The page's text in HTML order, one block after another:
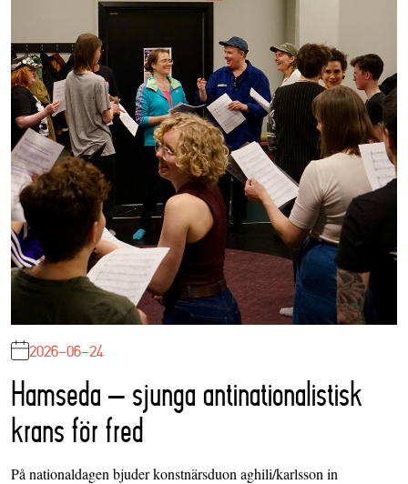
2026-06-24
Hamseda – sjunga antinationalistisk
krans för fred
På nationaldagen bjuder konstnärsduon aghili/karlsson in